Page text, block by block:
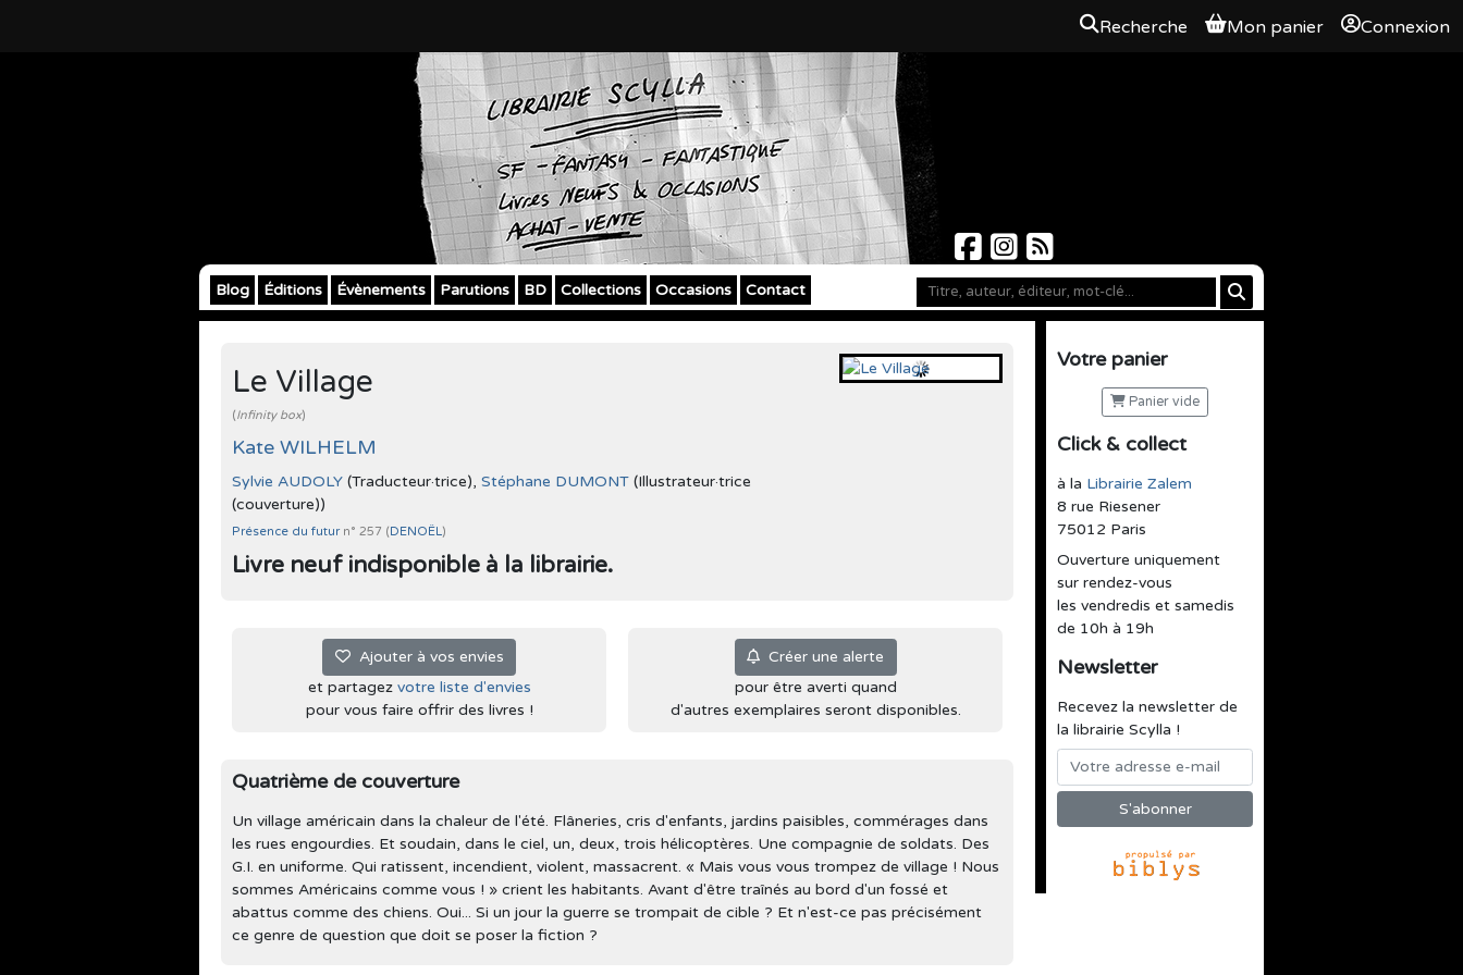
Recherche Mon panier Connexion
Blog Éditions Évènements Parutions BD Collections Occasions Contact
Votre panier
Panier vide
Click & collect
à la Librairie Zalem
8 rue Riesener
75012 Paris
Ouverture uniquement
sur rendez-vous
les vendredis et samedis
de 10h à 19h
Newsletter
Recevez la newsletter de
la librairie Scylla !
Le Village
(Infinity box)
Kate WILHELM
Sylvie AUDOLY (Traducteur·trice), Stéphane DUMONT (Illustrateur·trice
(couverture))
Présence du futur n° 257 (DENOËL)
Livre neuf indisponible à la librairie.
Ajouter à vos envies
et partagez votre liste d'envies
pour vous faire offrir des livres !
Créer une alerte
pour être averti quand
d'autres exemplaires seront disponibles.
Quatrième de couverture
Un village américain dans la chaleur de l'été. Flâneries, cris d'enfants, jardins paisibles, commérages dans
les rues engourdies. Et soudain, dans le ciel, un, deux, trois hélicoptères. Une compagnie de soldats. Des
G.I. en uniforme. Qui ratissent, incendient, violent, massacrent. « Mais vous vous trompez de village ! Nous
sommes Américains comme vous ! » crient les habitants. Avant d'être traînés au bord d'un fossé et
abattus comme des chiens. Oui... Si un jour la guerre se trompait de cible ? Et n'est-ce pas précisément
ce genre de question que doit se poser la fiction ?